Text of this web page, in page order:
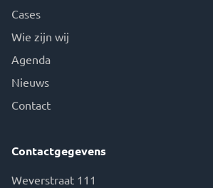
Cases
Wie zijn wij
Agenda
Nieuws
Contact
Contactgegevens
Weverstraat 111